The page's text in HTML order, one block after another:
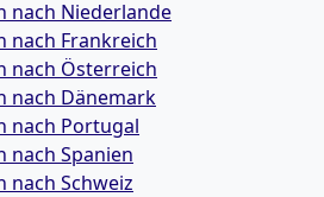
nach Niederlande
nach Frankreich
nach Österreich
nach Dänemark
nach Portugal
nach Spanien
nach Schweiz